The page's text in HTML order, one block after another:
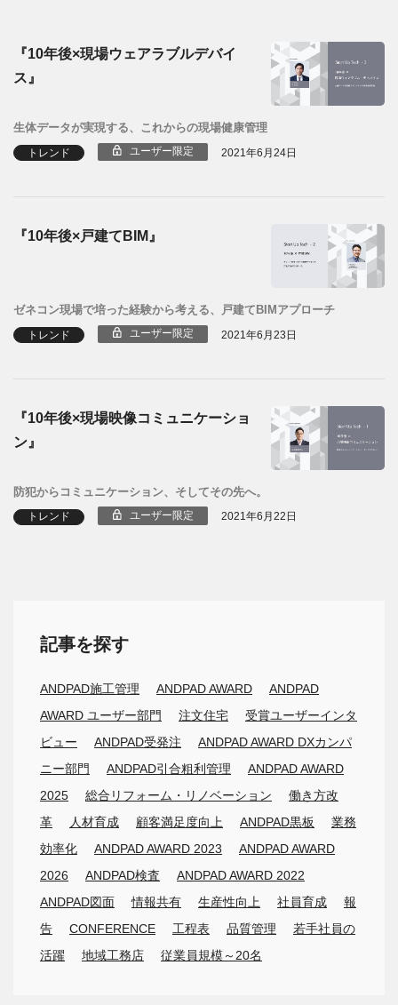
『10年後×現場ウェアラブルデバイ
ス』
生体データが実現する、これからの現場健康管理
トレンド ユーザー限定 2021年6月24日
『10年後×戸建てBIM』
ゼネコン現場で培った経験から考える、戸建てBIMアプローチ
トレンド ユーザー限定 2021年6月23日
『10年後×現場映像コミュニケーショ
ン』
防犯からコミュニケーション、そしてその先へ。
トレンド ユーザー限定 2021年6月22日
記事を探す
ANDPAD施工管理 ANDPAD AWARD
ANDPAD
AWARD ユーザー部門
注文住宅
受賞ユーザーインタ
ビュー
ANDPAD受発注
ANDPAD AWARD DXカンパ
ニー部門
ANDPAD引合粗利管理
ANDPAD AWARD
2025
総合リフォーム・リノベーション
働き方改
革
人材育成 顧客満足度向上 ANDPAD黒板
業務
効率化
ANDPAD AWARD 2023
ANDPAD AWARD
2026
ANDPAD検査
ANDPAD AWARD 2022
ANDPAD図面
情報共有 生産性向上 社員育成
報
告
CONFERENCE 工程表 品質管理
若手社員の
活躍
地域工務店 従業員規模～20名